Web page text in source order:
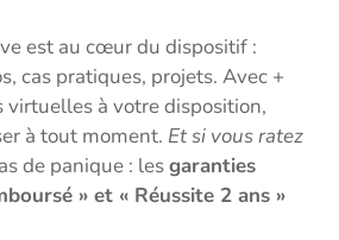
est au cœur du dispositif :
cas pratiques, projets. Avec +
virtuelles à votre disposition,
à tout moment. Et si vous ratez
de panique : lesgaranties
» et « Réussite 2 ans »